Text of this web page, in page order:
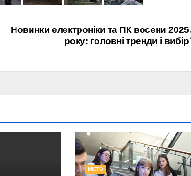
Новинки електроніки та ПК восени 2025
року: головні тренди і вибір
МІСТО